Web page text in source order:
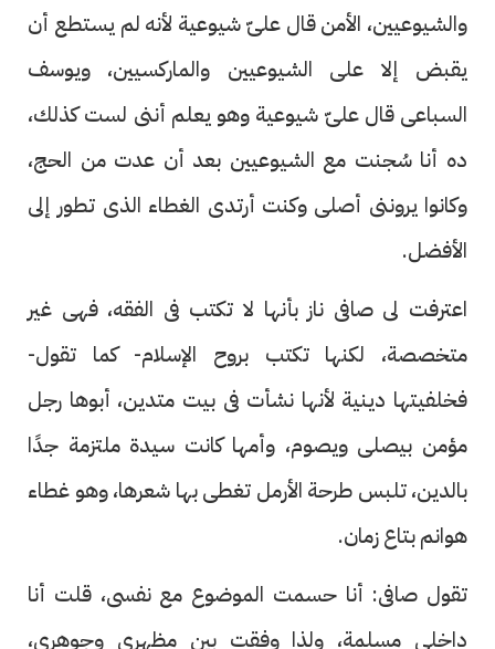
والشيوعيين، الأمن قال علىّ شيوعية لأنه لم يستطع أن
يقبض إلا على الشيوعيين والماركسيين، ويوسف
السباعى قال علىّ شيوعية وهو يعلم أننى لست كذلك،
ده أنا سُجنت مع الشيوعيين بعد أن عدت من الحج،
وكانوا يروننى أصلى وكنت أرتدى الغطاء الذى تطور إلى
الأفضل.
اعترفت لى صافى ناز بأنها لا تكتب فى الفقه، فهى غير
متخصصة، لكنها تكتب بروح الإسلام- كما تقول-
فخلفيتها دينية لأنها نشأت فى بيت متدين، أبوها رجل
مؤمن بيصلى ويصوم، وأمها كانت سيدة ملتزمة جدًا
بالدين، تلبس طرحة الأرمل تغطى بها شعرها، وهو غطاء
هوانم بتاع زمان.
تقول صافى: أنا حسمت الموضوع مع نفسى، قلت أنا
داخلى مسلمة، ولذا وفقت بين مظهرى وجوهرى،